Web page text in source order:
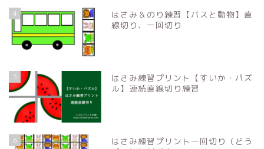
4
はさみ＆のり練習【バスと動物】直
線切り、一回切り
5
はさみ練習プリント【すいか・パズ
ル】連続直線切り練習
6
はさみ練習プリント一回切り（どう